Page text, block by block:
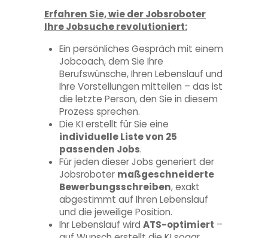
Erfahren Sie, wie der Jobsroboter
Ihre Jobsuche revolutioniert:
Ein persönliches Gespräch mit einem
Jobcoach, dem Sie Ihre
Berufswünsche, Ihren Lebenslauf und
Ihre Vorstellungen mitteilen – das ist
die letzte Person, den Sie in diesem
Prozess sprechen.
Die KI erstellt für Sie eine
individuelle Liste von 25
passenden Jobs.
Für jeden dieser Jobs generiert der
Jobsroboter maßgeschneiderte
Bewerbungsschreiben, exakt
abgestimmt auf Ihren Lebenslauf
und die jeweilige Position.
Ihr Lebenslauf wird ATS-optimiert –